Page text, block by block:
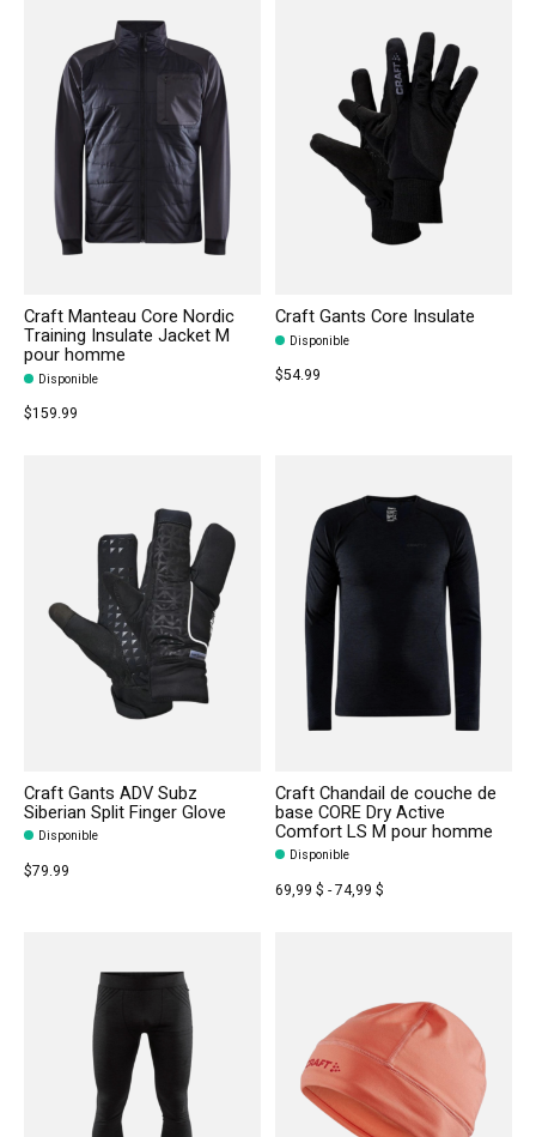
Craft Manteau Core Nordic
Training Insulate Jacket M
pour homme
Disponible
$159.99
Craft Gants Core Insulate
Disponible
$54.99
Craft Gants ADV Subz
Siberian Split Finger Glove
Disponible
$79.99
Craft Chandail de couche de
base CORE Dry Active
Comfort LS M pour homme
Disponible
69,99 $ - 74,99 $